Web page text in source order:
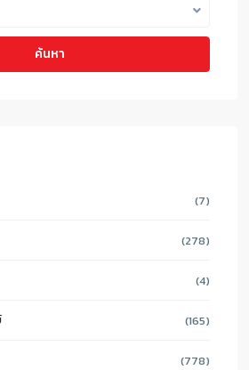
ค้นหา
(7)
(278)
(4)
(165)
(778)